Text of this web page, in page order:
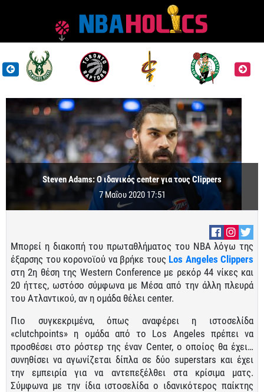
Steven Adams: Ο ιδανικός center για τους Clippers
7 Μαΐου 2020 17:51
Μπορεί η διακοπή του πρωταθλήματος του ΝΒΑ λόγω της
έξαρσης του κορονοϊού να βρήκε τους Los Angeles Clippers
στη 2η θέση της Western Conference με ρεκόρ 44 νίκες και
20 ήττες, ωστόσο σύμφωνα με Μέσα από την άλλη πλευρά
του Ατλαντικού, αν η ομάδα θέλει center.
Πιο συγκεκριμένα, όπως αναφέρει η ιστοσελίδα
«clutchpoints» η ομάδα από το Los Angeles πρέπει να
προσθέσει στο ρόστερ της έναν Center, ο οποίος θα έχει…
συνηθίσει να αγωνίζεται δίπλα σε δύο superstars και έχει
την εμπειρία για να αντεπεξέλθει στα κρίσιμα ματς.
Σύμφωνα με την ίδια ιστοσελίδα ο ιδανικότερος παίκτης